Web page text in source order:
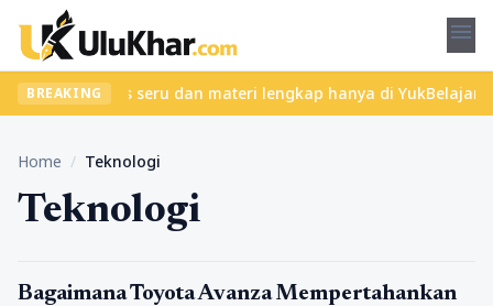
menu
BREAKING
kelas seru dan materi lengkap hanya di
Home / Teknologi
Teknologi
Teknologi
Bagaimana Toyota Avanza Mempertahankan